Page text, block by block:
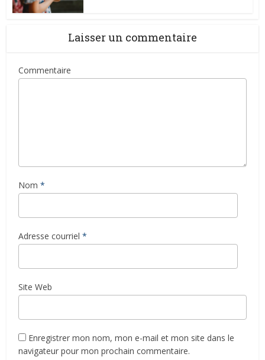
Laisser un commentaire
Commentaire
Nom *
Adresse courriel *
Site Web
Enregistrer mon nom, mon e-mail et mon site dans le
navigateur pour mon prochain commentaire.